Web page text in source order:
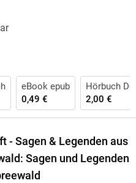
eBook epub
0,49 €
Hörbuch
2,00 €
- Sagen & Legenden aus
Sagen und Legenden